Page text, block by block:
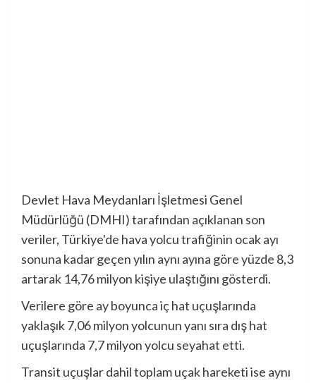
Devlet Hava Meydanları İşletmesi Genel
Müdürlüğü (DMHI) tarafından açıklanan son
veriler, Türkiye'de hava yolcu trafiğinin ocak ayı
sonuna kadar geçen yılın aynı ayına göre yüzde 8,3
artarak 14,76 milyon kişiye ulaştığını gösterdi.
Verilere göre ay boyunca iç hat uçuşlarında
yaklaşık 7,06 milyon yolcunun yanı sıra dış hat
uçuşlarında 7,7 milyon yolcu seyahat etti.
Transit uçuşlar dahil toplam uçak hareketi ise aynı